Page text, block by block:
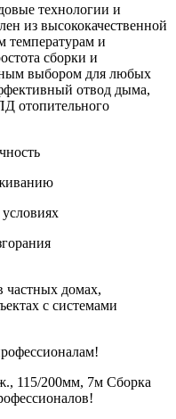
технологии и
из высококачественной
температурам и
сборки и
выбором для любых
отвод дыма,
отопительного
частных домах,
с системами
115/200мм, 7м Сборка